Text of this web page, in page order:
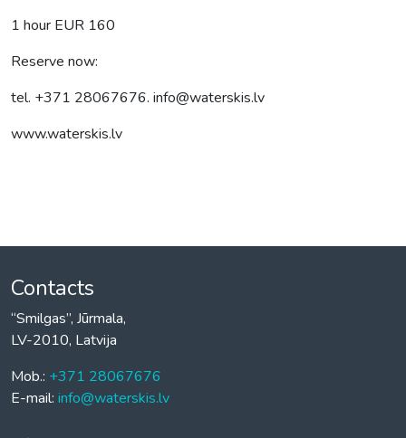
1 hour EUR 160
Reserve now:
tel. +371 28067676. info@waterskis.lv
www.waterskis.lv
Contacts
“Smilgas”, Jūrmala,
LV-2010, Latvija
Mob.: +371 28067676
E-mail: info@waterskis.lv